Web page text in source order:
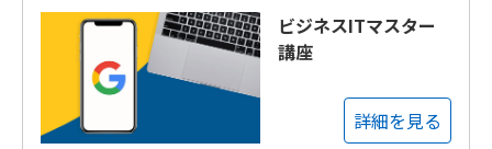
ビジネスITマスター
講座
詳細を見る